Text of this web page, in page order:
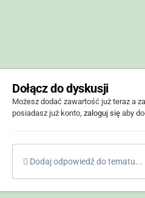
Dołącz do dyskusji
Możesz dodać zawartość już teraz a
posiadasz już konto, zaloguj się aby
Dodaj odpowiedź do tematu...